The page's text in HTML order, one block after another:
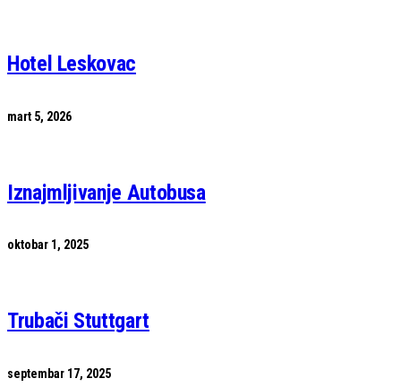
Hotel Leskovac
mart 5, 2026
Iznajmljivanje Autobusa
oktobar 1, 2025
Trubači Stuttgart
septembar 17, 2025